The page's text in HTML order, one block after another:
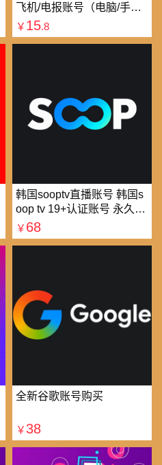
飞机/电报账号（电脑/手机
均可以登录）
￥ 15.8
韩国sooptv直播账号 韩国s
oop tv 19+认证账号 永久使
用
￥ 68
全新谷歌账号购买
￥ 38